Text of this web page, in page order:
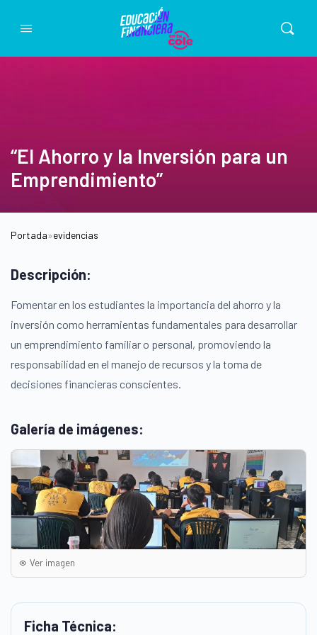
“El Ahorro y la Inversión para un
Emprendimiento”
Portada»evidencias
Ficha Técnica:
Descripción:
Fomentar en los estudiantes la importancia del ahorro y la
inversión como herramientas fundamentales para desarrollar
un emprendimiento familiar o personal, promoviendo la
responsabilidad en el manejo de recursos y la toma de
decisiones financieras conscientes.
Galería de imágenes:
Ver imagen